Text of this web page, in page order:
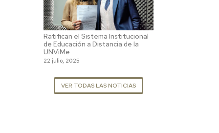
Ratifican el Sistema Institucional
de Educación a Distancia de la
UNViMe
22 julio, 2025
VER TODAS LAS NOTICIAS